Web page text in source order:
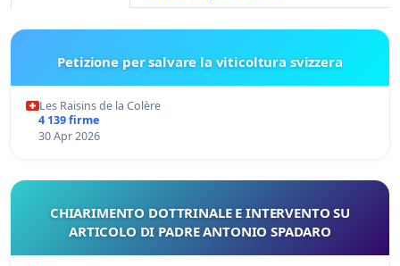
Petizione per salvare la viticoltura svizzera
Les Raisins de la Colère
4 139 firme
30 Apr 2026
CHIARIMENTO DOTTRINALE E INTERVENTO SU
ARTICOLO DI PADRE ANTONIO SPADARO